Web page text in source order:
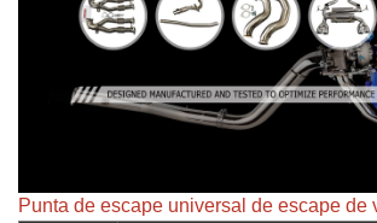
Punta de escape universal de escape de